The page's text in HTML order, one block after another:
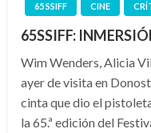
65 SSIFF CINE
65SSIFF:
Wim Wenders, Alicia
ayer de visita en
cinta que dio el
la 65.ª edición del